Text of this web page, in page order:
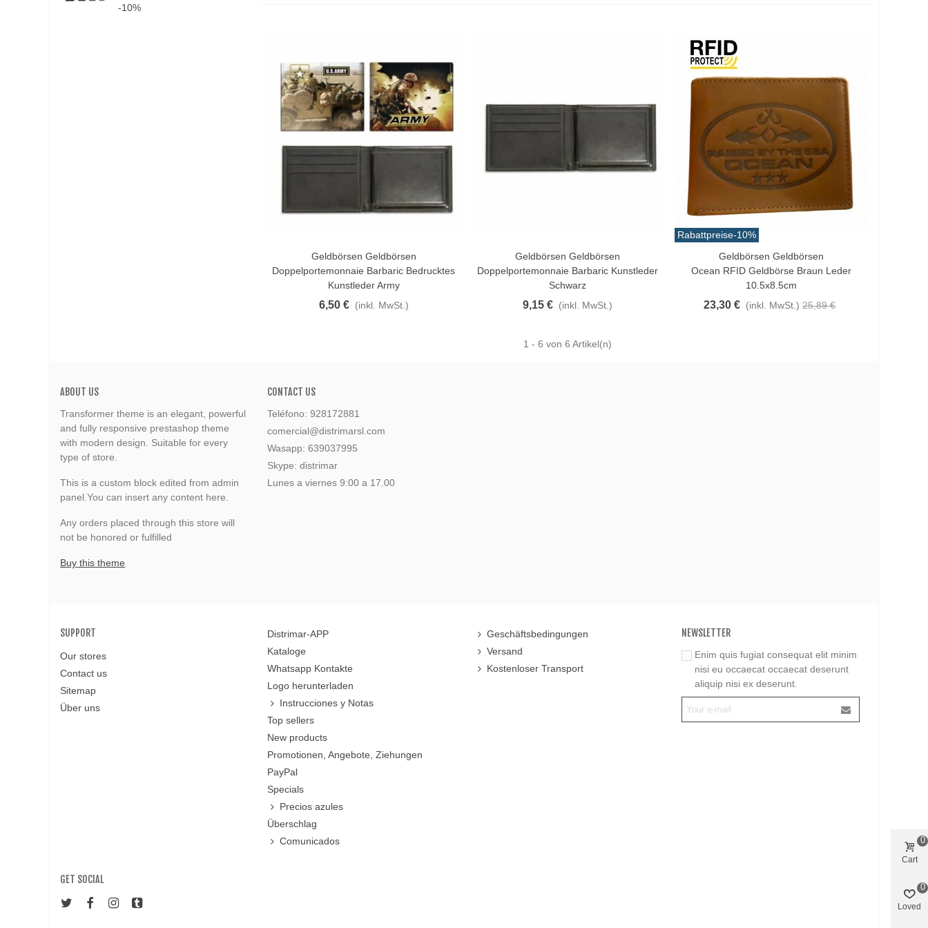
-10%
In Den Warenkorb
Geldbörsen Geldbörsen
Doppelportemonnaie Barbaric Bedrucktes
Kunstleder Army
6,50 € (inkl. MwSt.)
In Den Warenkorb
Geldbörsen Geldbörsen
Doppelportemonnaie Barbaric Kunstleder
Schwarz
9,15 € (inkl. MwSt.)
Rabattpreise-10%
In Den Warenkorb
Geldbörsen Geldbörsen
Ocean RFID Geldbörse Braun Leder
10.5x8.5cm
23,30 € (inkl. MwSt.) 25,89 €
1 - 6 von 6 Artikel(n)
ABOUT US
Transformer theme is an elegant, powerful
and fully responsive prestashop theme
with modern design. Suitable for every
type of store.
This is a custom block edited from admin
panel.You can insert any content here.
Any orders placed through this store will
not be honored or fulfilled
Buy this theme
CONTACT US
Teléfono: 928172881
comercial@distrimarsl.com
Wasapp: 639037995
Skype: distrimar
Lunes a viernes 9:00 a 17.00
SUPPORT
Our stores
Contact us
Sitemap
Über uns
Distrimar-APP
Kataloge
Whatsapp Kontakte
Logo herunterladen
Instrucciones y Notas
Top sellers
New products
Promotionen, Angebote, Ziehungen
PayPal
Specials
Precios azules
Überschlag
Comunicados
Geschäftsbedingungen
Versand
Kostenloser Transport
NEWSLETTER
Enim quis fugiat consequat elit minim
nisi eu occaecat occaecat deserunt
aliquip nisi ex deserunt.
GET SOCIAL
Cart
0
Loved
0